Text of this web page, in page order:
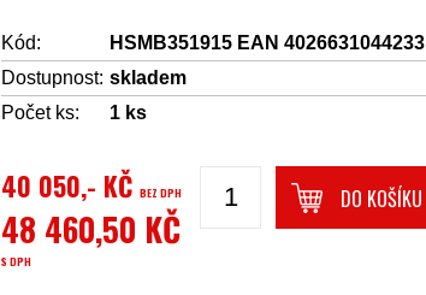
Kód:
HSMB351915 EAN 4026631044233
Dostupnost: skladem
Počet ks:
1 ks
40 050,- KČBEZ DPH
48 460,50 KČ
S DPH
DO KOŠÍKU